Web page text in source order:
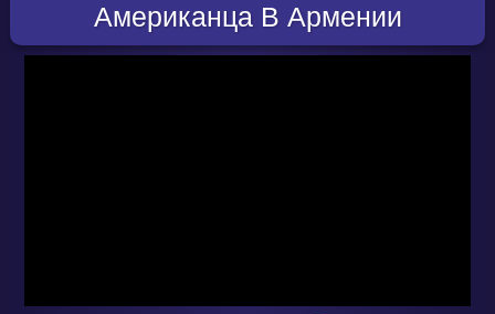
Американца В Армении